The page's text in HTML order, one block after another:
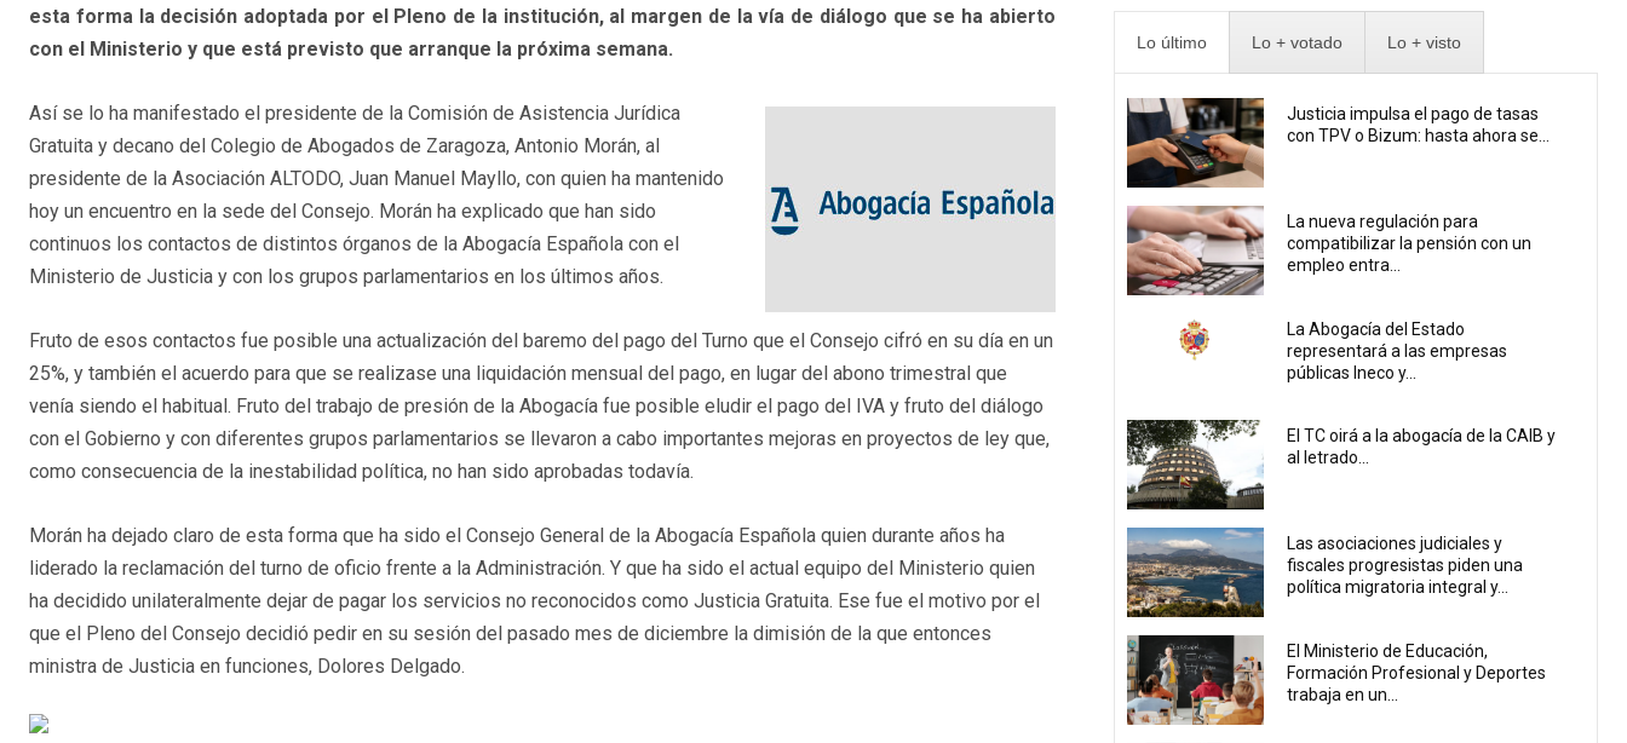
esta forma la decisión adoptada por el Pleno de la institución, al margen de la vía de diálogo que se ha abierto
con el Ministerio y que está previsto que arranque la próxima semana.
Así se lo ha manifestado el presidente de la Comisión de Asistencia Jurídica
Gratuita y decano del Colegio de Abogados de Zaragoza, Antonio Morán, al
presidente de la Asociación ALTODO, Juan Manuel Mayllo, con quien ha mantenido
hoy un encuentro en la sede del Consejo. Morán ha explicado que han sido
continuos los contactos de distintos órganos de la Abogacía Española con el
Ministerio de Justicia y con los grupos parlamentarios en los últimos años.
Fruto de esos contactos fue posible una actualización del baremo del pago del Turno que el Consejo cifró en su día en un
25%, y también el acuerdo para que se realizase una liquidación mensual del pago, en lugar del abono trimestral que
venía siendo el habitual. Fruto del trabajo de presión de la Abogacía fue posible eludir el pago del IVA y fruto del diálogo
con el Gobierno y con diferentes grupos parlamentarios se llevaron a cabo importantes mejoras en proyectos de ley que,
como consecuencia de la inestabilidad política, no han sido aprobadas todavía.
Morán ha dejado claro de esta forma que ha sido el Consejo General de la Abogacía Española quien durante años ha
liderado la reclamación del turno de oficio frente a la Administración. Y que ha sido el actual equipo del Ministerio quien
ha decidido unilateralmente dejar de pagar los servicios no reconocidos como Justicia Gratuita. Ese fue el motivo por el
que el Pleno del Consejo decidió pedir en su sesión del pasado mes de diciembre la dimisión de la que entonces
ministra de Justicia en funciones, Dolores Delgado.
Lo último Lo + votado Lo + visto
Justicia impulsa el pago de tasas
con TPV o Bizum: hasta ahora se...
La nueva regulación para
compatibilizar la pensión con un
empleo entra...
La Abogacía del Estado
representará a las empresas
públicas Ineco y...
El TC oirá a la abogacía de la CAIB y
al letrado...
Las asociaciones judiciales y
fiscales progresistas piden una
política migratoria integral y...
El Ministerio de Educación,
Formación Profesional y Deportes
trabaja en un...